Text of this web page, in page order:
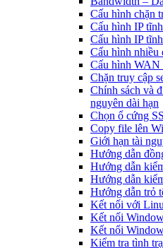
Cấu hình chặn
Cấu hình IP
Cấu hình IP
Cấu hình nhiều
Cấu hình WAN
Chặn truy cập
Chính sách và
nguyên dài hạn
Chọn ổ cứng
Copy file lên
Giới hạn tài
Hướng dẫn
Hướng dẫn
Hướng dẫn
Hướng dẫn trỏ
Kết nối với
Kết nối
Kết nối
Kiểm tra tình